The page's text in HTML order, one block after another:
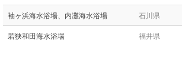
袖ヶ浜海水浴場、内灘海水浴場 石川県
若狭和田海水浴場 福井県